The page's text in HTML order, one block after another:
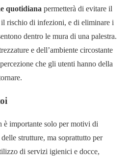
quotidiana permetterà di evitare il
rischio di infezioni, e di eliminare i
dentro le mura di una palestra.
e dell’ambiente circostante
che gli utenti hanno della
importante solo per motivi di
strutture, ma soprattutto per
di servizi igienici e docce,